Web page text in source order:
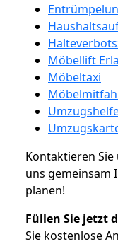
Möbellift
Möbeltaxi
Kontaktieren Sie
uns gemeinsam
planen!
Füllen Sie jetzt
Sie kostenlose